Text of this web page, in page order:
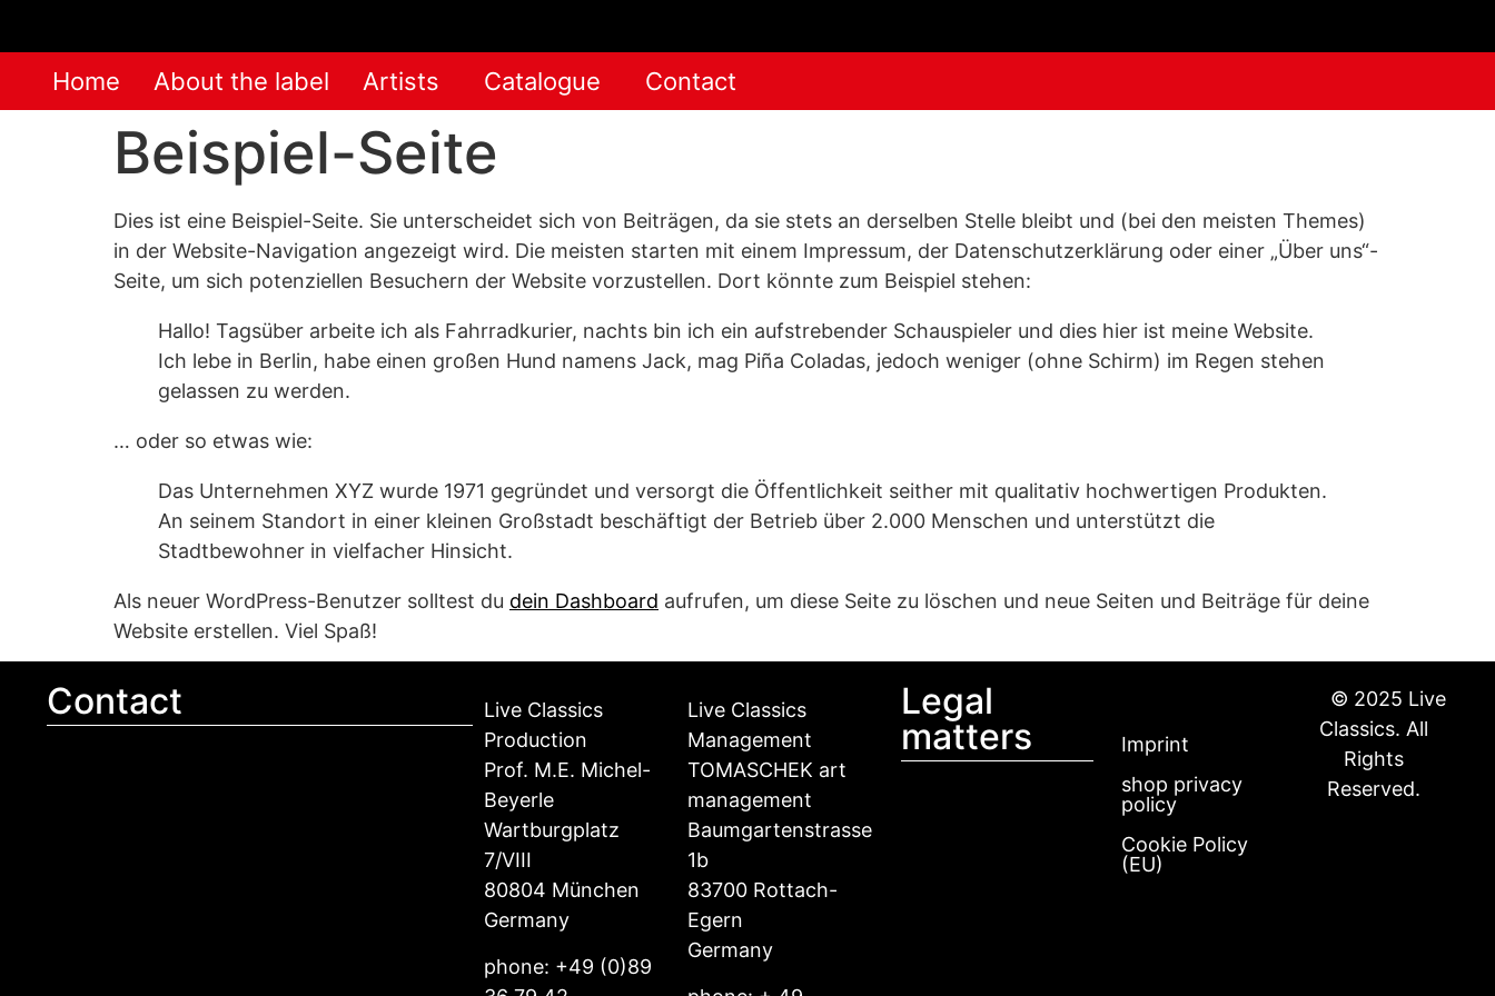
Home About the label Artists Catalogue Contact
Beispiel-Seite
Dies ist eine Beispiel-Seite. Sie unterscheidet sich von Beiträgen, da sie stets an derselben Stelle bleibt und (bei den meisten Themes)
in der Website-Navigation angezeigt wird. Die meisten starten mit einem Impressum, der Datenschutzerklärung oder einer „Über uns“-
Seite, um sich potenziellen Besuchern der Website vorzustellen. Dort könnte zum Beispiel stehen:
Hallo! Tagsüber arbeite ich als Fahrradkurier, nachts bin ich ein aufstrebender Schauspieler und dies hier ist meine Website.
Ich lebe in Berlin, habe einen großen Hund namens Jack, mag Piña Coladas, jedoch weniger (ohne Schirm) im Regen stehen
gelassen zu werden.
… oder so etwas wie:
Das Unternehmen XYZ wurde 1971 gegründet und versorgt die Öffentlichkeit seither mit qualitativ hochwertigen Produkten.
An seinem Standort in einer kleinen Großstadt beschäftigt der Betrieb über 2.000 Menschen und unterstützt die
Stadtbewohner in vielfacher Hinsicht.
Als neuer WordPress-Benutzer solltest du dein Dashboard aufrufen, um diese Seite zu löschen und neue Seiten und Beiträge für deine
Website erstellen. Viel Spaß!
Contact
Live Classics
Production
Prof. M.E. Michel-
Beyerle
Wartburgplatz
7/VIII
80804 München
Germany
phone: +49 (0)89
Live Classics
Management
TOMASCHEK art
management
Baumgartenstrasse
1b
83700 Rottach-
Egern
Germany
Legal
matters
Imprint
shop privacy
policy
Cookie Policy
(EU)
© 2025 Live
Classics. All
Rights
Reserved.